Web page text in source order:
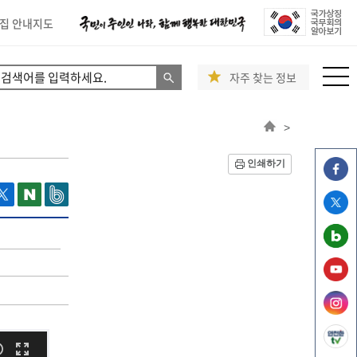
안내지도
자주 찾는 정보
>
인쇄하기